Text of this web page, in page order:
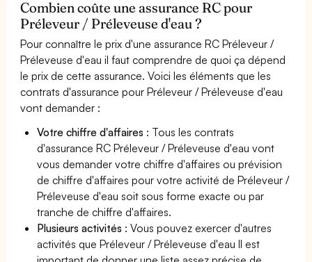
Combien coûte une assurance RC pour
Préleveur / Préleveuse d'eau ?
Pour connaître le prix d'une assurance RC Préleveur /
Préleveuse d'eau il faut comprendre de quoi ça dépend
le prix de cette assurance. Voici les éléments que les
contrats d'assurance pour Préleveur / Préleveuse d'eau
vont demander :
Votre chiffre d'affaires : Tous les contrats
d'assurance RC Préleveur / Préleveuse d'eau vont
vous demander votre chiffre d'affaires ou prévision
de chiffre d'affaires pour votre activité de Préleveur /
Préleveuse d'eau soit sous forme exacte ou par
tranche de chiffre d'affaires.
Plusieurs activités : Vous pouvez exercer d'autres
activités que Préleveur / Préleveuse d'eau Il est